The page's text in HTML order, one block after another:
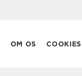
OM OS COOKIES